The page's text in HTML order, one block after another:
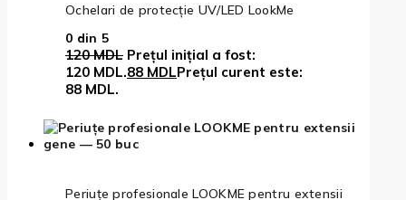
Ochelari de protecție UV/LED LookMe
0 din 5
120MDL Prețul inițial a fost:
120 MDL.88 MDLPrețul curent este:
88 MDL.
Periuțe profesionale LOOKME pentru extensii